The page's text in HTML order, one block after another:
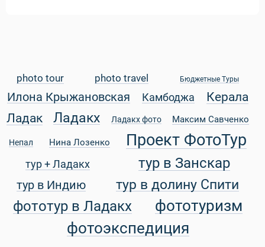
Путеводитель по
photo tour photo travel Бюджетные Туры
Илона Крыжановская Камбоджа
Керала
Ладак
Ладакх Ладакх фото Максим Савченко
Непал Нина Лозенко Проект ФотоТур
тур + Ладакх тур в Занскар
тур в Индию тур в долину Спити
фототур в Ладакх
фототуризм
фотоэкспедиция